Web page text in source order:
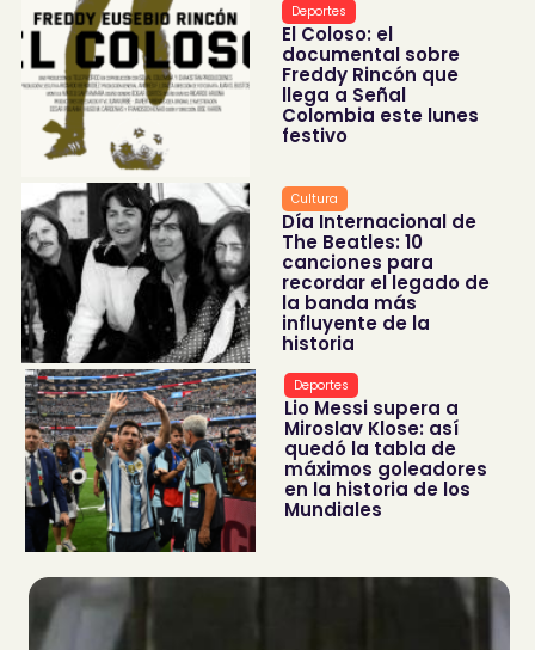
Deportes
El Coloso: el
documental sobre
Freddy Rincón que
llega a Señal
Colombia este lunes
festivo
Cultura
Día Internacional de
The Beatles: 10
canciones para
recordar el legado de
la banda más
influyente de la
historia
Deportes
Lio Messi supera a
Miroslav Klose: así
quedó la tabla de
máximos goleadores
en la historia de los
Mundiales